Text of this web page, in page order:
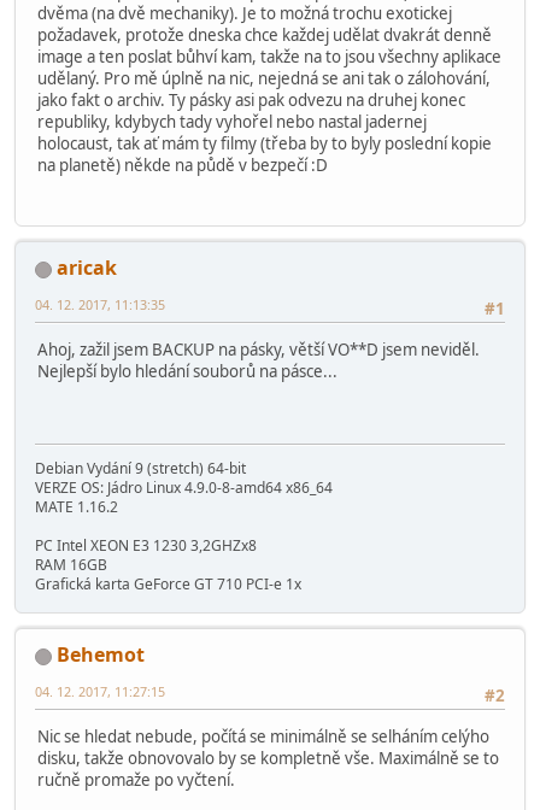
dvěma (na dvě mechaniky). Je to možná trochu exotickej
požadavek, protože dneska chce každej udělat dvakrát denně
image a ten poslat bůhví kam, takže na to jsou všechny aplikace
udělaný. Pro mě úplně na nic, nejedná se ani tak o zálohování,
jako fakt o archiv. Ty pásky asi pak odvezu na druhej konec
republiky, kdybych tady vyhořel nebo nastal jadernej
holocaust, tak ať mám ty filmy (třeba by to byly poslední kopie
na planetě) někde na půdě v bezpečí :D
aricak
#1
04. 12. 2017, 11:13:35
Ahoj, zažil jsem BACKUP na pásky, větší VO**D jsem neviděl.
Nejlepší bylo hledání souborů na pásce...
Debian Vydání 9 (stretch) 64-bit
VERZE OS: Jádro Linux 4.9.0-8-amd64 x86_64
MATE 1.16.2
PC Intel XEON E3 1230 3,2GHZx8
RAM 16GB
Grafická karta GeForce GT 710 PCI-e 1x
Behemot
#2
04. 12. 2017, 11:27:15
Nic se hledat nebude, počítá se minimálně se selháním celýho
disku, takže obnovovalo by se kompletně vše. Maximálně se to
ručně promaže po vyčtení.